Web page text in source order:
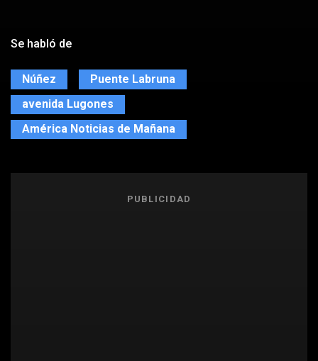
Se habló de
Núñez
Puente Labruna
avenida Lugones
América Noticias de Mañana
PUBLICIDAD